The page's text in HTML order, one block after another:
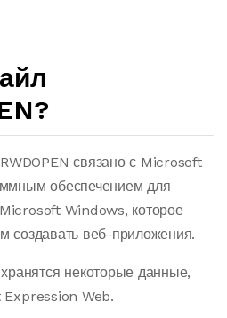
связано с Microsoft
обеспечением для
Windows, которое
создавать веб-приложения.
некоторые данные,
Web.